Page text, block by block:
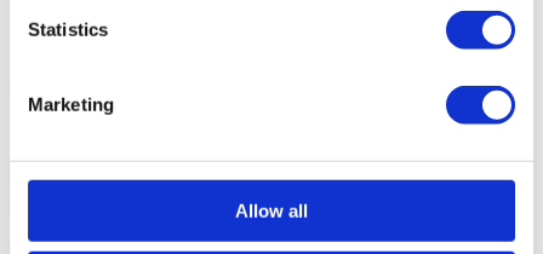
Statistics
Marketing
Allow all
ÉtatAncien
Nous contacter